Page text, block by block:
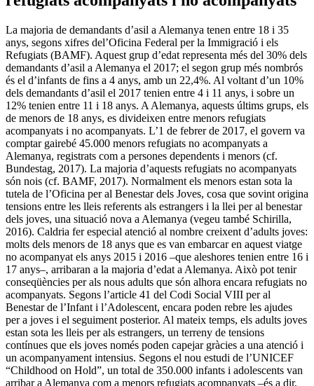
La majoria de demandants d’asil a Alemanya tenen entre 18 i 35
anys, segons xifres del’Oficina Federal per la Immigració i els
Refugiats (BAMF). Aquest grup d’edat representa més del 30% dels
demandants d’asil a Alemanya el 2017; el segon grup més nombrós
és el d’infants de fins a 4 anys, amb un 22,4%. Al voltant d’un 10%
dels demandants d’asil el 2017 tenien entre 4 i 11 anys, i sobre un
12% tenien entre 11 i 18 anys. A Alemanya, aquests últims grups, els
de menors de 18 anys, es divideixen entre menors refugiats
acompanyats i no acompanyats. L’1 de febrer de 2017, el govern va
comptar gairebé 45.000 menors refugiats no acompanyats a
Alemanya, registrats com a persones dependents i menors (cf.
Bundestag, 2017). La majoria d’aquests refugiats no acompanyats
són nois (cf. BAMF, 2017). Normalment els menors estan sota la
tutela de l’Oficina per al Benestar dels Joves, cosa que sovint origina
tensions entre les lleis referents als estrangers i la llei per al benestar
dels joves, una situació nova a Alemanya (vegeu també Schirilla,
2016). Caldria fer especial atenció al nombre creixent d’adults joves:
molts dels menors de 18 anys que es van embarcar en aquest viatge
no acompanyat els anys 2015 i 2016 –que aleshores tenien entre 16 i
17 anys–, arribaran a la majoria d’edat a Alemanya. Això pot tenir
conseqüències per als nous adults que són alhora encara refugiats no
acompanyats. Segons l’article 41 del Codi Social VIII per al
Benestar de l’Infant i l’Adolescent, encara poden rebre les ajudes
per a joves i el seguiment posterior. Al mateix temps, els adults joves
estan sota les lleis per als estrangers, un terreny de tensions
contínues que els joves només poden capejar gràcies a una atenció i
un acompanyament intensius. Segons el nou estudi de l’UNICEF
“Childhood on Hold”, un total de 350.000 infants i adolescents van
arribar a Alemanya com a menors refugiats acompanyats –és a dir,